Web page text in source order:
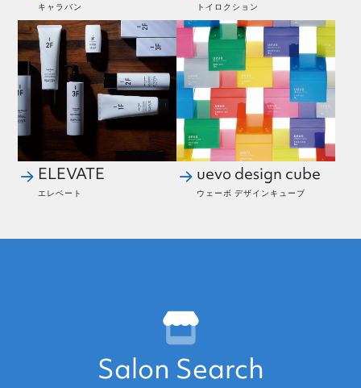
キャラバン トイロクション
ELEVATE
エレベート
uevo design cube
ウェーボ デザインキューブ
Salon Search